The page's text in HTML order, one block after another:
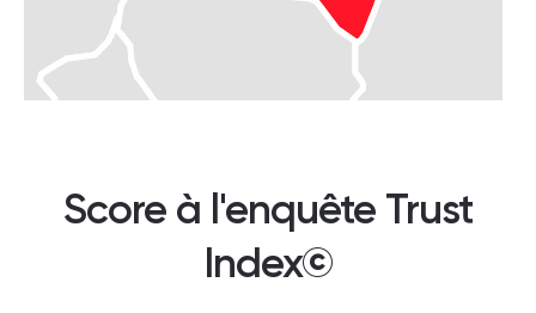
Score à l'enquête Trust
Index©